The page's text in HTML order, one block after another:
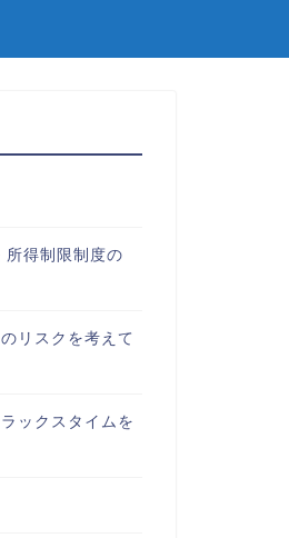
所得制限制度の
リスクを考えて
ックスタイムを